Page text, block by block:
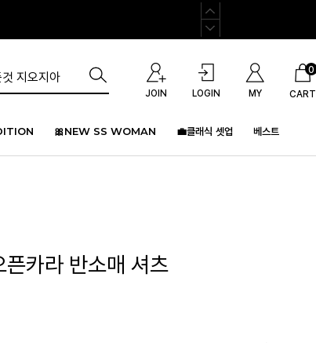
JOIN LOGIN MY CART
0
🎀NEW SS WOMAN 💼클래식 셋업 베스트
카라 반소매 셔츠